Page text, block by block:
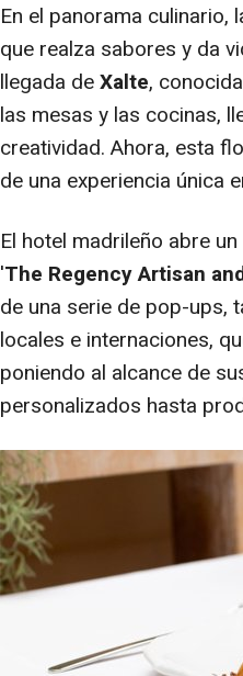
En el panorama culinario,
que realza sabores y da
llegada deXalte,
las mesas y las cocinas,
creatividad. Ahora, esta
de una experiencia única
El hotel madrileño abre
'The Regency Artisan
de una serie de pop-ups,
locales e internaciones,
poniendo al alcance de
personalizados hasta